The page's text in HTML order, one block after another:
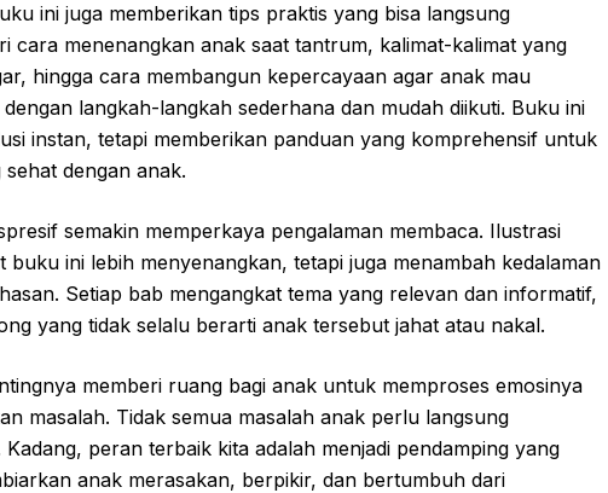
ini juga memberikan tips praktis yang bisa langsung
cara menenangkan anak saat tantrum, kalimat-kalimat yang
hingga cara membangun kepercayaan agar anak mau
langkah-langkah sederhana dan mudah diikuti. Buku ini
instan, tetapi memberikan panduan yang komprehensif untuk
dengan anak.
semakin memperkaya pengalaman membaca. Ilustrasi
ini lebih menyenangkan, tetapi juga menambah kedalaman
Setiap bab mengangkat tema yang relevan dan informatif,
yang tidak selalu berarti anak tersebut jahat atau nakal.
memberi ruang bagi anak untuk memproses emosinya
masalah. Tidak semua masalah anak perlu langsung
peran terbaik kita adalah menjadi pendamping yang
anak merasakan, berpikir, dan bertumbuh dari